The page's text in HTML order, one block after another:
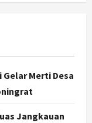
Merti Desa
Jangkauan
Supervisi